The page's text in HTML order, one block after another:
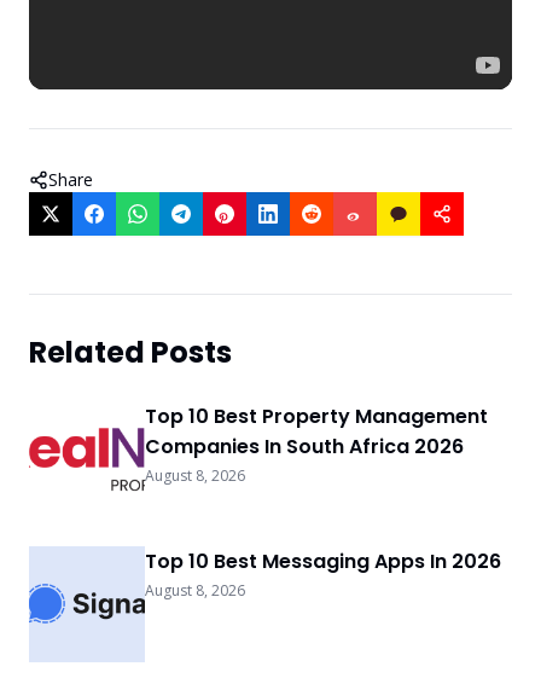
Share
Related Posts
Top 10 Best Property Management
Companies In South Africa 2026
August 8, 2026
Top 10 Best Messaging Apps In 2026
August 8, 2026